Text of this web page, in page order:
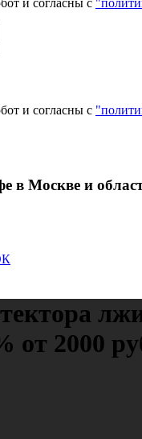
и согласны с
и согласны с
в Москве и
от 2000